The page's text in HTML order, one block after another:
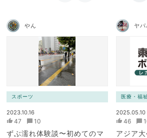
やん
スポーツ
2023.10.16
47 10
ずぶ濡れ体験談〜初めてのマ
ヤパ
医療・福
2025.05.10
46
アジア